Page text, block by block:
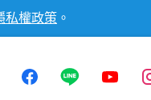
私權政策 。